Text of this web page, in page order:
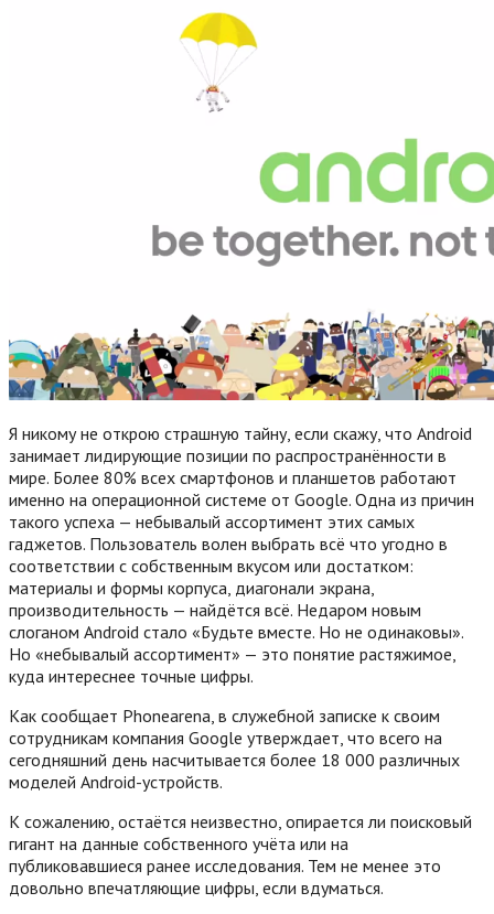
Я никому не открою страшную тайну, если скажу, что Android
занимает лидирующие позиции по распространённости в
мире. Более 80% всех смартфонов и планшетов работают
именно на операционной системе от Google. Одна из причин
такого успеха — небывалый ассортимент этих самых
гаджетов. Пользователь волен выбрать всё что угодно в
соответствии с собственным вкусом или достатком:
материалы и формы корпуса, диагонали экрана,
производительность — найдётся всё. Недаром новым
слоганом Android стало «Будьте вместе. Но не одинаковы».
Но «небывалый ассортимент» — это понятие растяжимое,
куда интереснее точные цифры.
Как сообщает Phonearena, в служебной записке к своим
сотрудникам компания Google утверждает, что всего на
сегодняшний день насчитывается более 18 000 различных
моделей Android-устройств.
К сожалению, остаётся неизвестно, опирается ли поисковый
гигант на данные собственного учёта или на
публиковавшиеся ранее исследования. Тем не менее это
довольно впечатляющие цифры, если вдуматься.